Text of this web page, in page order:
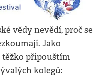
vědy nevědí, proč se
Jako
těžko připouštím
kolegů: